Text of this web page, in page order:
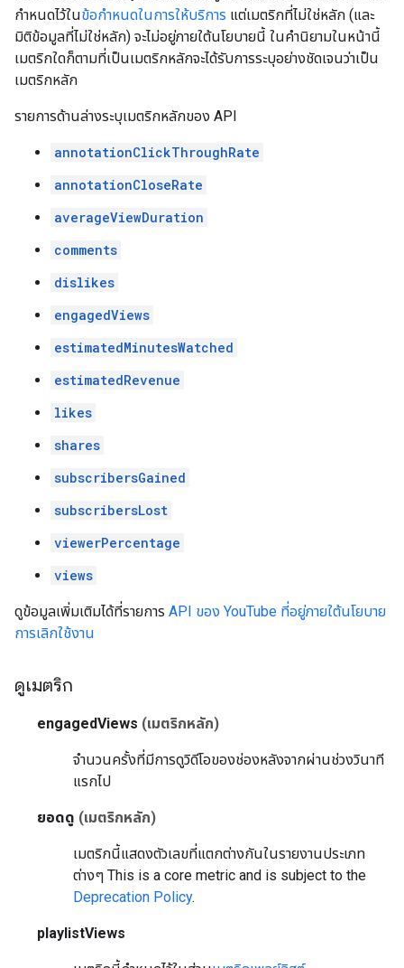
กำหนดไว้ในข้อกำหนดในการให้บริการ แต่เมตริกที่ไม่ใช่หลัก (และ
มิติข้อมูลที่ไม่ใช่หลัก) จะไม่อยู่ภายใต้นโยบายนี้ ในคำนิยามในหน้านี้
เมตริกใดก็ตามที่เป็นเมตริกหลักจะได้รับการระบุอย่างชัดเจนว่าเป็น
เมตริกหลัก
รายการด้านล่างระบุเมตริกหลักของ API
annotationClickThroughRate
annotationCloseRate
averageViewDuration
comments
dislikes
engagedViews
estimatedMinutesWatched
estimatedRevenue
likes
shares
subscribersGained
subscribersLost
viewerPercentage
views
ดูข้อมูลเพิ่มเติมได้ที่รายการ API ของ YouTube ที่อยู่ภายใต้นโยบาย
การเลิกใช้งาน
ดูเมตริก
engagedViews (เมตริกหลัก)
จำนวนครั้งที่มีการดูวิดีโอของช่องหลังจากผ่านช่วงวินาที
แรกไป
ยอดดู (เมตริกหลัก)
เมตริกนี้แสดงตัวเลขที่แตกต่างกันในรายงานประเภท
ต่างๆ This is a core metric and is subject to the
Deprecation Policy.
playlistViews